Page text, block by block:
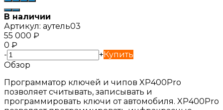
В наличии
Артикул: аутель03
55 000 ₽
0 ₽
-
+Купить
Обзор
Программатор ключей и чипов XP400Pro
позволяет считывать, записывать и
программировать ключи от автомобиля. XP400Pro